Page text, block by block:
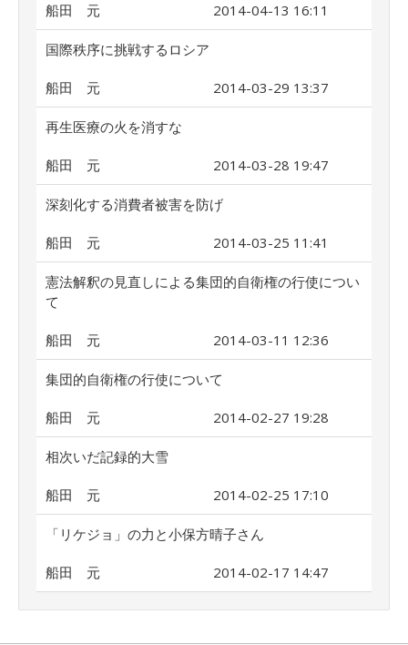
船田 元 2014-04-13 16:11
国際秩序に挑戦するロシア
船田 元 2014-03-29 13:37
再生医療の火を消すな
船田 元 2014-03-28 19:47
深刻化する消費者被害を防げ
船田 元 2014-03-25 11:41
憲法解釈の見直しによる集団的自衛権の行使につい
て
船田 元 2014-03-11 12:36
集団的自衛権の行使について
船田 元 2014-02-27 19:28
相次いだ記録的大雪
船田 元 2014-02-25 17:10
「リケジョ」の力と小保方晴子さん
船田 元 2014-02-17 14:47